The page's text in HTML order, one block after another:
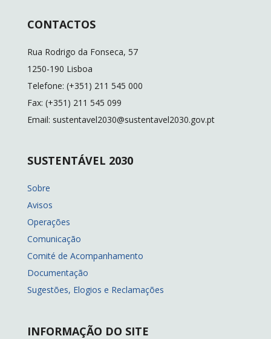
CONTACTOS
Rua Rodrigo da Fonseca, 57
1250-190 Lisboa
Telefone: (+351) 211 545 000
Fax: (+351) 211 545 099
Email: sustentavel2030@sustentavel2030.gov.pt
SUSTENTÁVEL 2030
Sobre
Avisos
Operações
Comunicação
Comité de Acompanhamento
Documentação
Sugestões, Elogios e Reclamações
INFORMAÇÃO DO SITE